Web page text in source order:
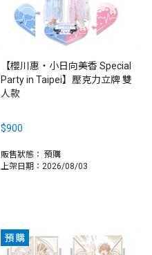
【櫻川惠・小日向美香 Special
Party in Taipei】壓克力立牌 雙
人款
$900
販售狀態： 預購
上架日期：2026/08/03